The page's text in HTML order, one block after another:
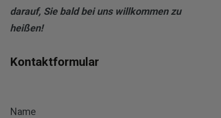
darauf, Sie bald bei uns willkommen zu
heißen!
Kontaktformular
Name